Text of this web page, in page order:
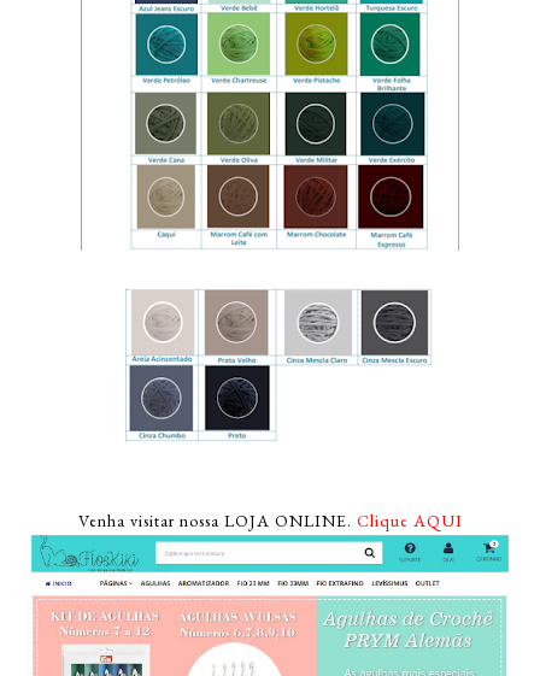
Venha visitar nossa LOJA ONLINE. Clique AQUI